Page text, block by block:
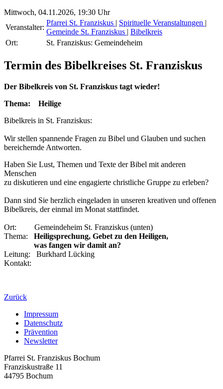
Mittwoch, 04.11.2026, 19:30 Uhr
Veranstalter:
Pfarrei St. Franziskus | Spirituelle Veranstaltungen |
Gemeinde St. Franziskus | Bibelkreis
Ort:
St. Franziskus: Gemeindeheim
Termin des Bibelkreises St. Franziskus
Der Bibelkreis von St. Franziskus tagt wieder!
Thema: Heilige
Bibelkreis in St. Franziskus:
Wir stellen spannende Fragen zu Bibel und Glauben und suchen
bereichernde Antworten.
Haben Sie Lust, Themen und Texte der Bibel mit anderen
Menschen
zu diskutieren und eine engagierte christliche Gruppe zu erleben?
Dann sind Sie herzlich eingeladen in unseren kreativen und offenen
Bibelkreis, der einmal im Monat stattfindet.
Ort: Gemeindeheim St. Franziskus (unten)
Thema: Heiligsprechung, Gebet zu den Heiligen,
was fangen wir damit an?
Leitung: Burkhard Lücking
Kontakt:
Zurück
Impressum
Datenschutz
Prävention
Newsletter
Pfarrei St. Franziskus Bochum
Franziskustraße 11
44795 Bochum